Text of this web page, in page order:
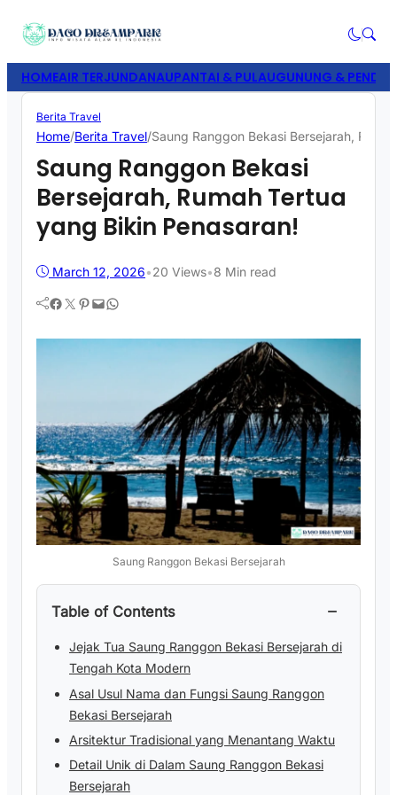
HOMEAIR TERJUNDANAUPANTAI & PULAUGUNUNG &
Berita Travel
Home/Berita Travel/Saung Ranggon Bekasi Bersejarah,
Saung Ranggon Bekasi
Bersejarah, Rumah Tertua
yang Bikin Penasaran!
March 12, 2026•20 Views•8 Min read
Facebook Twitter Pinterest Mail WhatsApp
Saung Ranggon Bekasi Bersejarah
Table of Contents −
Jejak Tua Saung Ranggon Bekasi Bersejarah di
Tengah Kota Modern
Asal Usul Nama dan Fungsi Saung Ranggon
Bekasi Bersejarah
Arsitektur Tradisional yang Menantang Waktu
Detail Unik di Dalam Saung Ranggon Bekasi
Bersejarah